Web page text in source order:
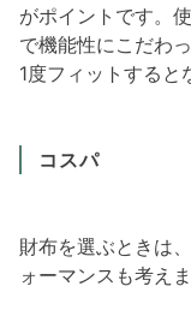
がポイントです。
で機能性にこだわ
1度フィットすると
コスパ
財布を選ぶときは
ォーマンスも考えま